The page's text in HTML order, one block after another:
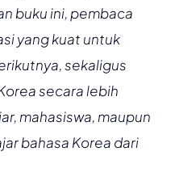
buku ini, pembaca
yang kuat untuk
sekaligus
secara lebih
mahasiswa, maupun
bahasa Korea dari